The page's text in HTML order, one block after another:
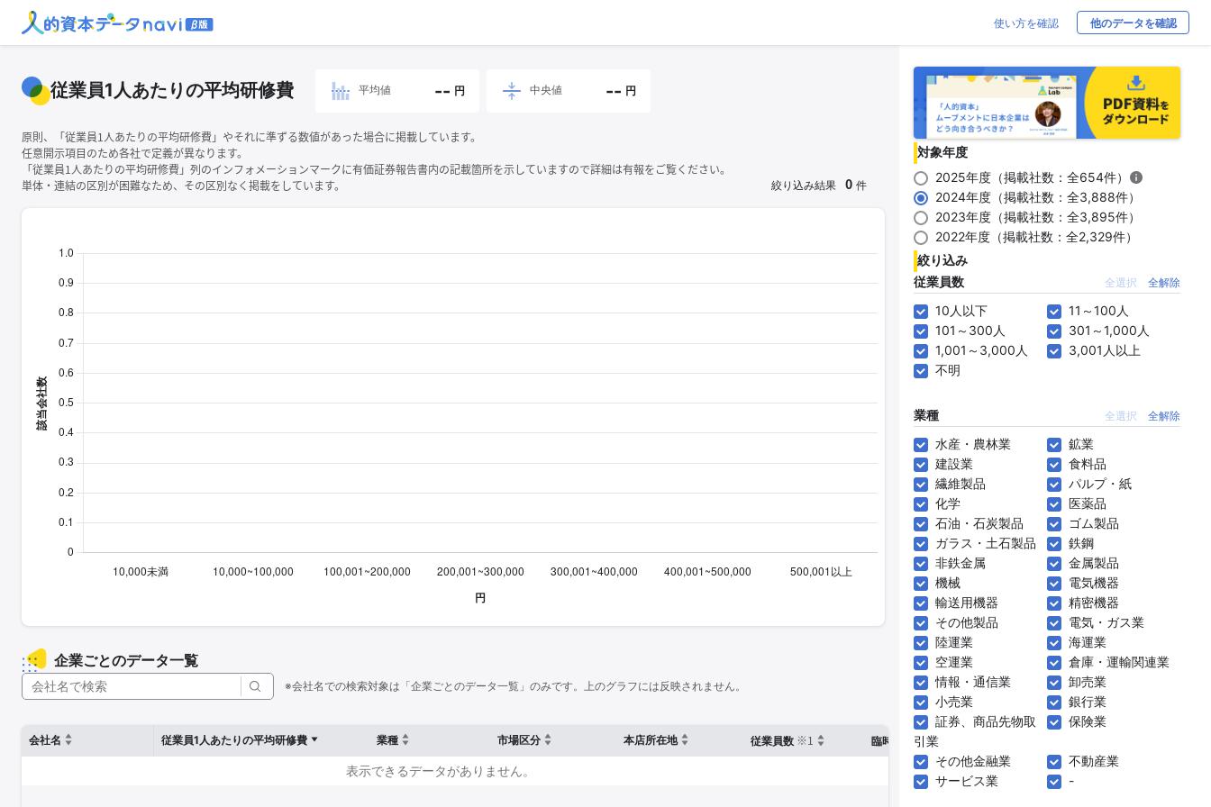
使い方を確認 他のデータを確認
従業員1人あたりの平均研修費 平均値 -- 円 中央値 -- 円
原則、「従業員1人あたりの平均研修費」やそれに準ずる数値があった場合に掲載しています。
任意開示項目のため各社で定義が異なります。
「従業員1人あたりの平均研修費」列のインフォメーションマークに有価証券報告書内の記載箇所を示していますので詳細は有報をご覧ください。
単体・連結の区別が困難なため、その区別なく掲載をしています。
絞り込み結果 0 件
企業ごとのデータ一覧
※会社名での検索対象は「企業ごとのデータ一覧」のみです。上のグラフには反映されません。
会社名 従業員1人あたりの平均研修費 業種 市場区分 本店所在地 従業員数 ※1 臨時従業員数
表示できるデータがありません。
対象年度
2025年度（掲載社数：全654件）
2024年度（掲載社数：全3,888件）
2023年度（掲載社数：全3,895件）
2022年度（掲載社数：全2,329件）
絞り込み
従業員数
全選択 全解除
10人以下
11～100人
101～300人
301～1,000人
1,001～3,000人
3,001人以上
不明
業種 全選択 全解除
水産・農林業
鉱業
建設業
食料品
繊維製品
パルプ・紙
化学
医薬品
石油・石炭製品
ゴム製品
ガラス・土石製品
鉄鋼
非鉄金属
金属製品
機械
電気機器
輸送用機器
精密機器
その他製品
電気・ガス業
陸運業
海運業
空運業
倉庫・運輸関連業
情報・通信業
卸売業
小売業
銀行業
証券、商品先物取
引業
保険業
その他金融業
不動産業
サービス業
-